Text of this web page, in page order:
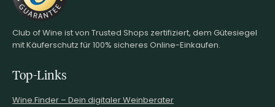
Club of Wine ist von Trusted Shops zertifiziert, dem Gütesiegel
mit Käuferschutz für 100% sicheres Online-Einkaufen.
Top-Links
Wine.Finder – Dein digitaler Weinberater